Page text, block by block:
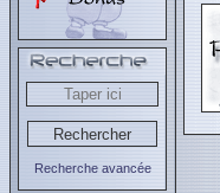
Recherche avancée